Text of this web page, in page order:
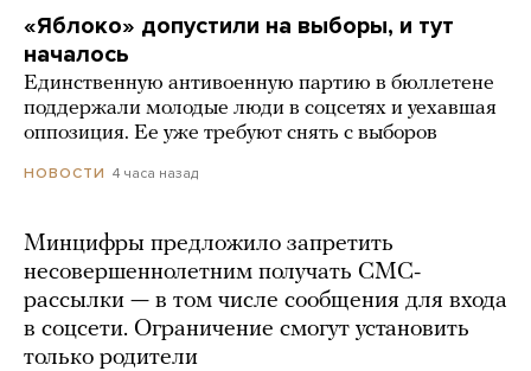
«Яблоко» допустили на выборы, и тут
началось
Единственную антивоенную партию в бюллетене
поддержали молодые люди в соцсетях и уехавшая
оппозиция. Ее уже требуют снять с выборов
НОВОСТИ 4 часа назад
Минцифры предложило запретить
несовершеннолетним получать СМС-
рассылки — в том числе сообщения для входа
в соцсети. Ограничение смогут установить
только родители